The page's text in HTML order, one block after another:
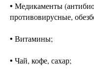
• Медикаменты
противовирусные,
• Витамины;
• Чай, кофе, сахар;